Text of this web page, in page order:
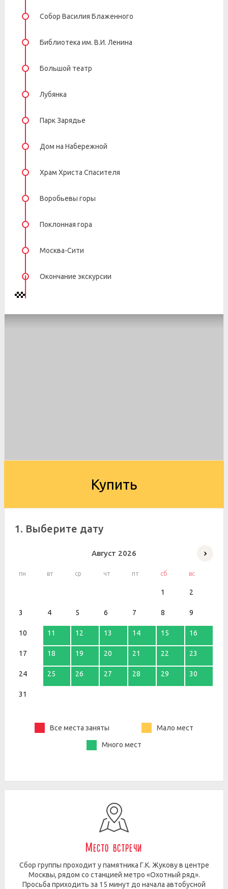
Собор Василия Блаженного
Библиотека им. В.И. Ленина
Большой театр
Лубянка
Парк Зарядье
Дом на Набережной
Храм Христа Спасителя
Воробьевы горы
Поклонная гора
Москва-Сити
Окончание экскурсии
Купить
1. Выберите дату
Август 2026
пн вт ср чт пт сб вс
1 2
3 4 5 6 7 8 9
10 11 12 13 14 15 16
17 18 19 20 21 22 23
24 25 26 27 28 29 30
31
Все места заняты Мало мест
Много мест
Место встречи
Сбор группы проходит у памятника Г.К. Жукову в центре
Москвы, рядом со станцией метро «Охотный ряд».
Просьба приходить за 15 минут до начала автобусной